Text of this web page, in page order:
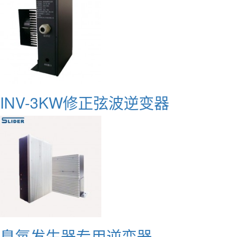
INV-3KW修正弦波逆变器